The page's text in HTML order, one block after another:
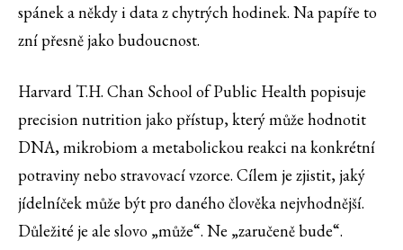
spánek a někdy i data z chytrých hodinek. Na papíře to
zní přesně jako budoucnost.
Harvard T.H. Chan School of Public Health popisuje
precision nutrition jako přístup, který může hodnotit
DNA, mikrobiom a metabolickou reakci na konkrétní
potraviny nebo stravovací vzorce. Cílem je zjistit, jaký
jídelníček může být pro daného člověka nejvhodnější.
Důležité je ale slovo „může“. Ne „zaručeně bude“.